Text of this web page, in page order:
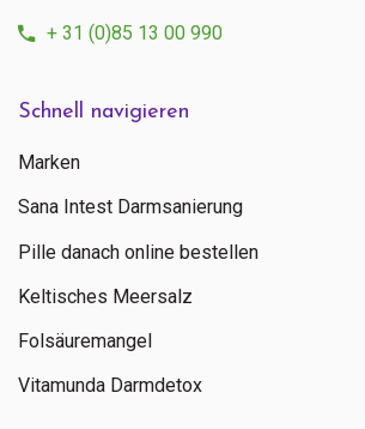
Schnell navigieren
Marken
Sana Intest Darmsanierung
Pille danach online bestellen
Keltisches Meersalz
Folsäuremangel
Vitamunda Darmdetox
+ 31 (0)85 13 00 990